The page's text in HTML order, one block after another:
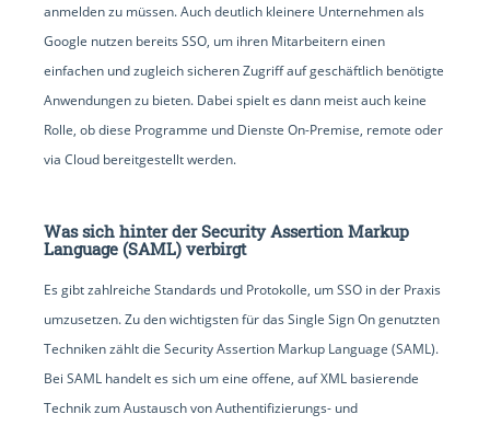
anmelden zu müssen. Auch deutlich kleinere Unternehmen als
Google nutzen bereits SSO, um ihren Mitarbeitern einen
einfachen und zugleich sicheren Zugriff auf geschäftlich benötigte
Anwendungen zu bieten. Dabei spielt es dann meist auch keine
Rolle, ob diese Programme und Dienste On-Premise, remote oder
via Cloud bereitgestellt werden.
Was sich hinter der Security Assertion Markup
Language (SAML) verbirgt
Es gibt zahlreiche Standards und Protokolle, um SSO in der Praxis
umzusetzen. Zu den wichtigsten für das Single Sign On genutzten
Techniken zählt die Security Assertion Markup Language (SAML).
Bei SAML handelt es sich um eine offene, auf XML basierende
Technik zum Austausch von Authentifizierungs- und